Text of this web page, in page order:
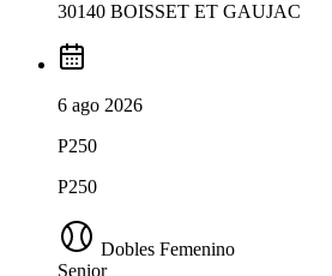
30140 BOISSET ET GAUJAC
6 ago 2026
P250
P250
Dobles Femenino
Senior